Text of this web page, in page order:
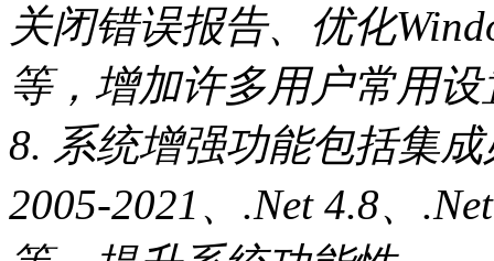
关闭错误报告、优化
等，增加许多用户常用设
8. 系统增强功能包括集
2005-2021、.Net 4.8、